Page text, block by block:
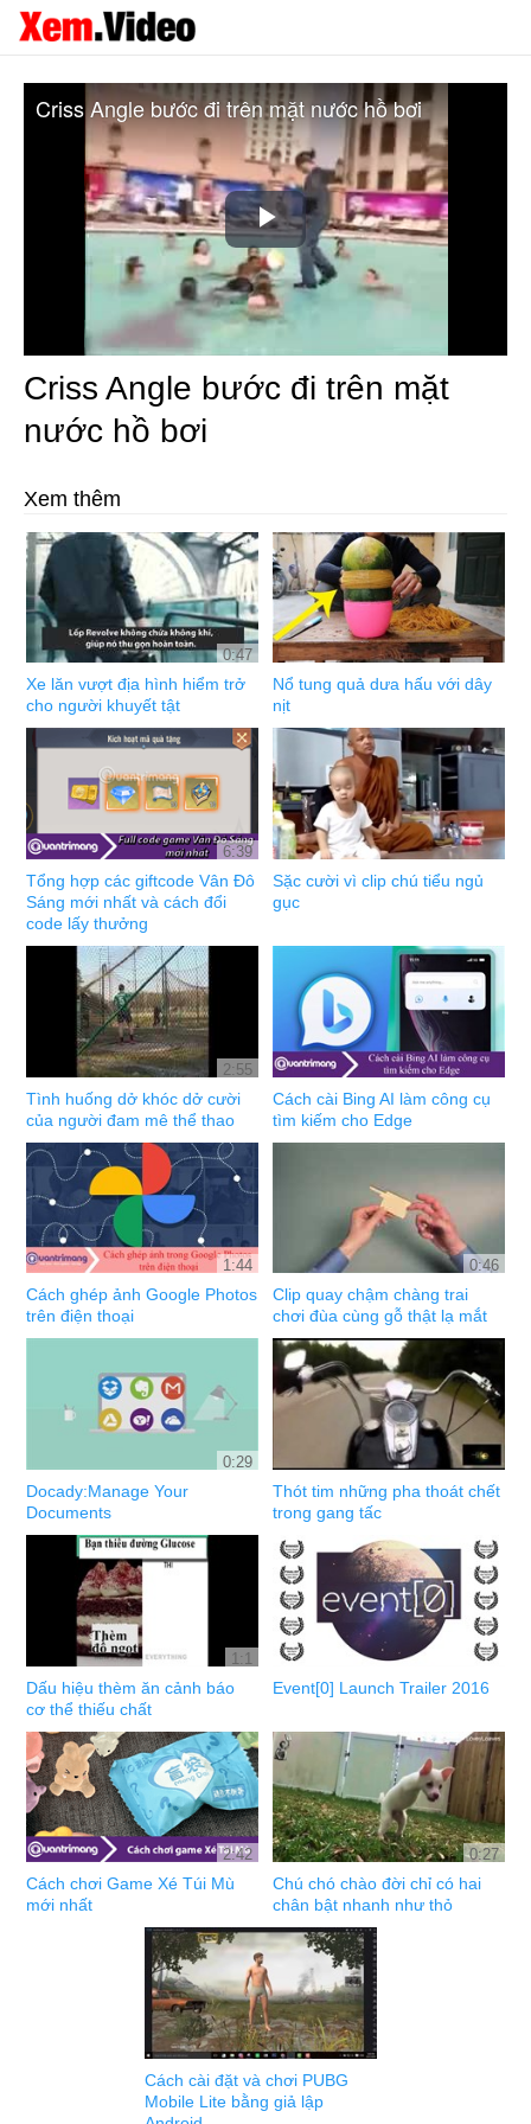
Play
Video
Criss Angle bước đi trên mặt nước hồ bơi
Criss Angle bước đi trên mặt
nước hồ bơi
Xem thêm
0:47
Xe lăn vượt địa hình hiểm trở
cho người khuyết tật
Nổ tung quả dưa hấu với dây
nịt
6:39
Tổng hợp các giftcode Vân Đô
Sáng mới nhất và cách đổi
code lấy thưởng
Sặc cười vì clip chú tiểu ngủ
gục
2:55
Tình huống dở khóc dở cười
của người đam mê thể thao
Cách cài Bing AI làm công cụ
tìm kiếm cho Edge
1:44
Cách ghép ảnh Google Photos
trên điện thoại
0:46
Clip quay chậm chàng trai
chơi đùa cùng gỗ thật lạ mắt
0:29
Docady:Manage Your
Documents
Thót tim những pha thoát chết
trong gang tấc
1:1
Dấu hiệu thèm ăn cảnh báo
cơ thể thiếu chất
Event[0] Launch Trailer 2016
2:42
Cách chơi Game Xé Túi Mù
mới nhất
0:27
Chú chó chào đời chỉ có hai
chân bật nhanh như thỏ
Cách cài đặt và chơi PUBG
Mobile Lite bằng giả lập